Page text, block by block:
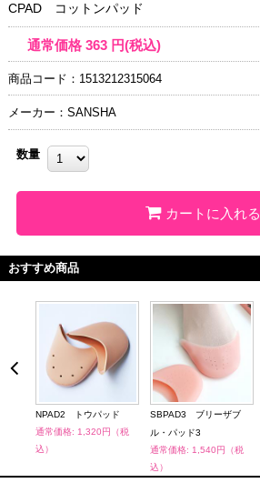
CPAD コットンパッド
通常価格 363円(税込)
商品コード：1513212315064
メーカー：SANSHA
数量
カートに入れる
おすすめ商品
NPAD2 トウパッド
通常価格: 1,320円（税
込）
SBPAD3 ブリーザブ
ル・パッド3
通常価格: 1,540円（税
込）